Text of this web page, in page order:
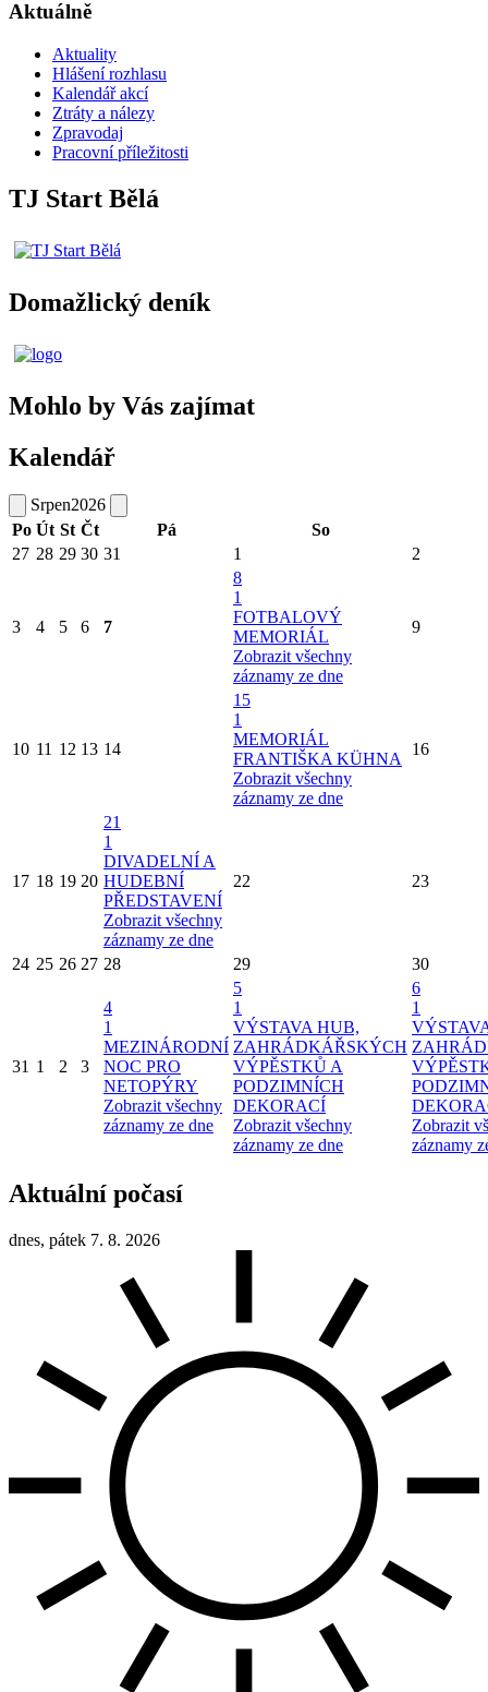
Aktuálně
Aktuality
Hlášení rozhlasu
Kalendář akcí
Ztráty a nálezy
Zpravodaj
Pracovní příležitosti
TJ Start Bělá
Domažlický deník
Mohlo by Vás zajímat
Kalendář
Srpen2026
Po Út St Čt Pá
So
27 28 29 30 31 1 2
3 4 5 6 7
8
1
FOTBALOVÝ
MEMORIÁL
Zobrazit všechny
záznamy ze dne
9
10 11 12 13 14
15
1
MEMORIÁL
FRANTIŠKA KÜHNA
Zobrazit všechny
záznamy ze dne
16
17 18 19 20
21
1
DIVADELNÍ A
HUDEBNÍ
PŘEDSTAVENÍ
Zobrazit všechny
záznamy ze dne
22 23
24 25 26 27 28 29 30
31 1 2 3
4
1
MEZINÁRODNÍ
NOC PRO
NETOPÝRY
Zobrazit všechny
záznamy ze dne
5
1
VÝSTAVA HUB,
ZAHRÁDKÁŘSKÝCH
VÝPĚSTKŮ A
PODZIMNÍCH
DEKORACÍ
Zobrazit všechny
záznamy ze dne
6
1
Zobrazit
záznamy
Aktuální počasí
dnes, pátek 7. 8. 2026